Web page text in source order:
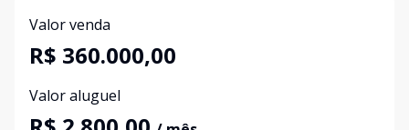
Valor venda
R$ 360.000,00
Valor aluguel